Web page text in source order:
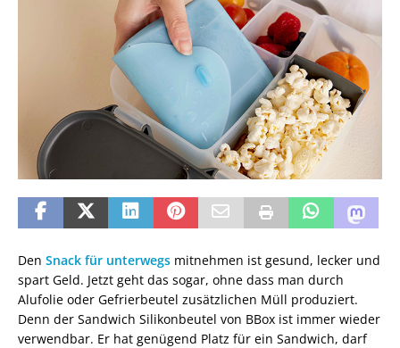
Den Snack für unterwegs mitnehmen ist gesund, lecker und
spart Geld. Jetzt geht das sogar, ohne dass man durch
Alufolie oder Gefrierbeutel zusätzlichen Müll produziert.
Denn der Sandwich Silikonbeutel von BBox ist immer wieder
verwendbar. Er hat genügend Platz für ein Sandwich, darf